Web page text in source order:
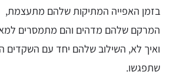
בזמן האפייה המתיקות שלהם מתעצמת,
המרקם שלהם מדהים והם מתמסרים
ואיך לא, השילוב שלהם יחד עם השקדים
שתפגשו.